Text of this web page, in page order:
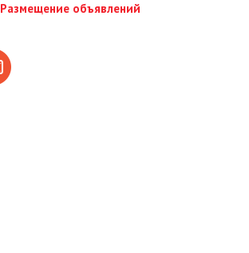
Размещение объявлений